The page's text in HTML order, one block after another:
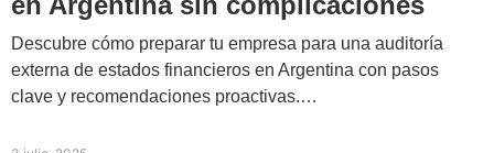
Descubre cómo preparar tu empresa para una auditoría
externa de estados financieros en Argentina con pasos
clave y recomendaciones proactivas.…